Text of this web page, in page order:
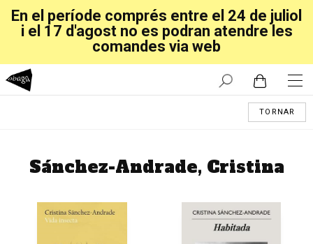
En el període comprés entre el 24 de juliol
i el 17 d'agost no es podran atendre les
comandes via web
TORNAR
Sánchez-Andrade, Cristina